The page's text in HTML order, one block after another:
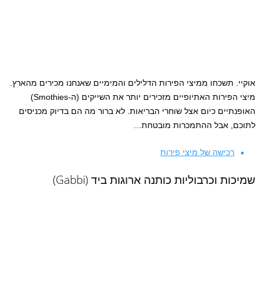
אוקיי. תשכחו ממיצי הפירות הדלילים והמימיים שאנחנו מכירים מהארץ.
מיצי הפירות האתיופיים מזכירים יותר את השייקים (ה-Smothies)
האופנתיים כיום אצל שוחרי הבריאות. לא ברור מה הם בדיוק מכניסים
לתוכם, אבל ההתמכרות מובטחת…
רכישה של מיצי פירות
שמיכות וכרבוליות כותנה ארוגות ביד (Gabbi)